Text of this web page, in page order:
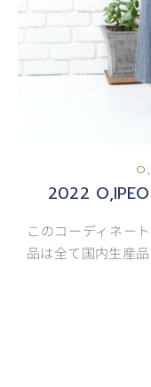
2022
このコーディネー
品は全て国内生産品